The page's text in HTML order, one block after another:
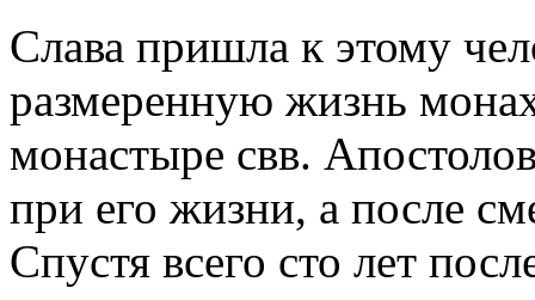
Слава пришла к этому
размеренную жизнь
монастыре свв.
при его жизни, а после
Спустя всего сто лет